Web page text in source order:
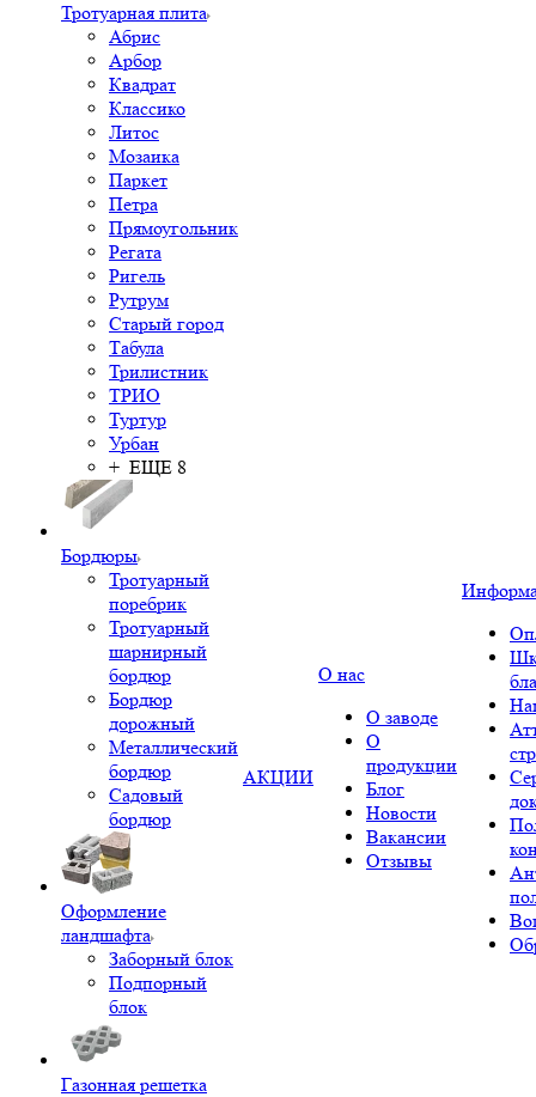
Тротуарная плита
Абрис
Арбор
Квадрат
Классико
Литос
Мозаика
Паркет
Петра
Прямоугольник
Регата
Ригель
Рутрум
Старый город
Табула
Трилистник
ТРИО
Туртур
Урбан
+ ЕЩЕ 8
Бордюры
Тротуарный
поребрик
Тротуарный
шарнирный
бордюр
Бордюр
дорожный
Металлический
бордюр
Садовый
бордюр
Оформление
ландшафта
Заборный блок
Подпорный
блок
Газонная решетка
АКЦИИ
О нас
О заводе
О
продукции
Блог
Новости
Вакансии
Отзывы